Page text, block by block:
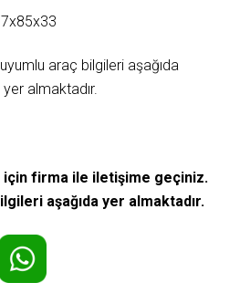
araç bilgileri aşağıda
almaktadır.
firma ile iletişime geçiniz.
aşağıda yer almaktadır.